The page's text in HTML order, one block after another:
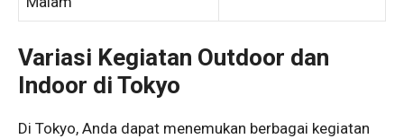
Variasi Kegiatan Outdoor dan
Indoor di Tokyo
Di Tokyo, Anda dapat menemukan berbagai kegiatan